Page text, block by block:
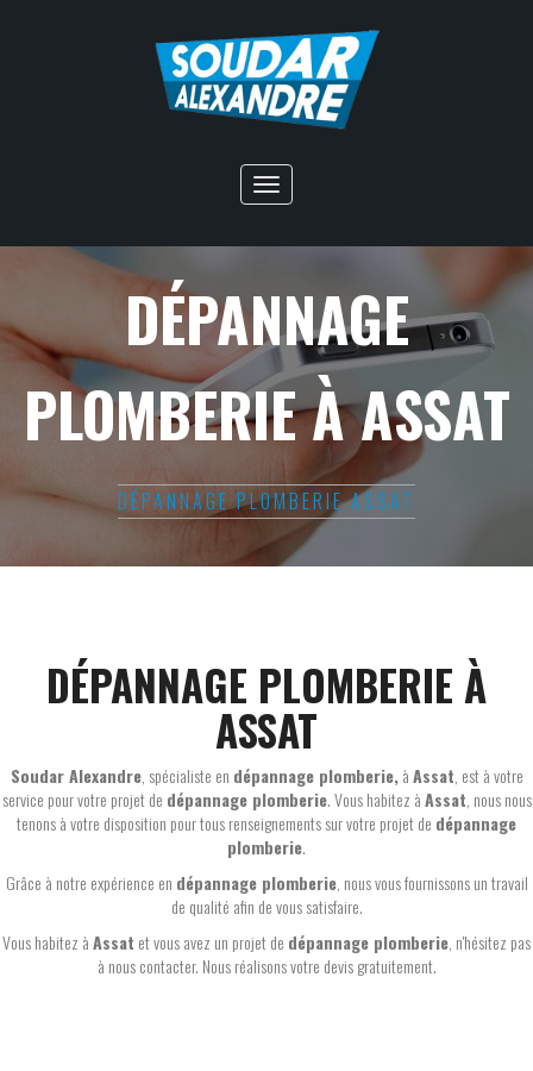
Toggle
navigation
DÉPANNAGE
PLOMBERIE À ASSAT
DÉPANNAGE PLOMBERIE ASSAT
DÉPANNAGE PLOMBERIE À
ASSAT
Soudar Alexandre, spécialiste en dépannage plomberie,àAssat , est à votre
service pour votre projet de dépannage plomberie. Vous habitez àAssat , nous nous
tenons à votre disposition pour tous renseignements sur votre projet de dépannage
plomberie.
Grâce à notre expérience en dépannage plomberie, nous vous fournissons un travail
de qualité afin de vous satisfaire.
Vous habitez àAssat et vous avez un projet de dépannage plomberie , n'hésitez pas
à nous contacter. Nous réalisons votre devis gratuitement.